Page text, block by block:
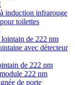
induction infrarouge
toilettes
de 222 nm
avec détecteur
de 222 nm
222 nm
de porte